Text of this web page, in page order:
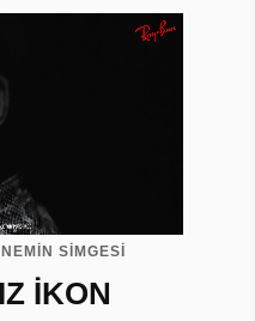
SİMGESİ
İKON